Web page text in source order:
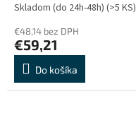
Skladom (do 24h-48h) (>5 KS)
€48,14 bez DPH
€59,21
Do košíka